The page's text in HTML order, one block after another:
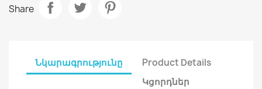
Share
Նկարագրությունը
Product Details
Կցորդներ